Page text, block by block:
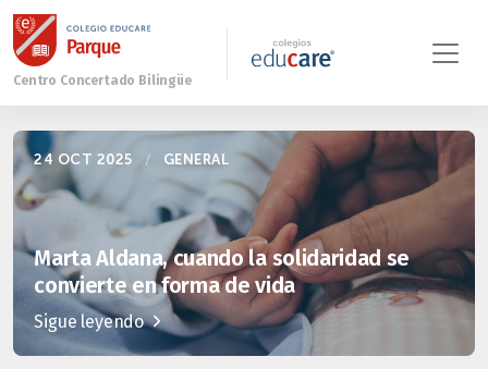
24 OCT 2025 / GENERAL
Marta Aldana, cuando la solidaridad se
convierte en forma de vida
Sigue leyendo